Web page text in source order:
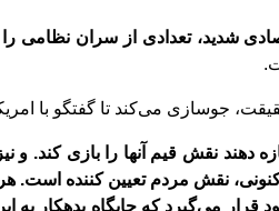
شدید، تعدادی از سران نظامی را
جوسازی میکند تا گفتگو با
دهند نقش قیم آنها را بازی
نقش مردم تعیین کننده است.
قرار میگیرد که جایگاه بدهکار به